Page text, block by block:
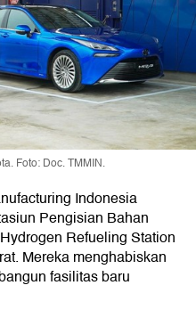
Foto: Doc. TMMIN.
Indonesia
Pengisian Bahan
Refueling Station
Mereka menghabiskan
fasilitas baru